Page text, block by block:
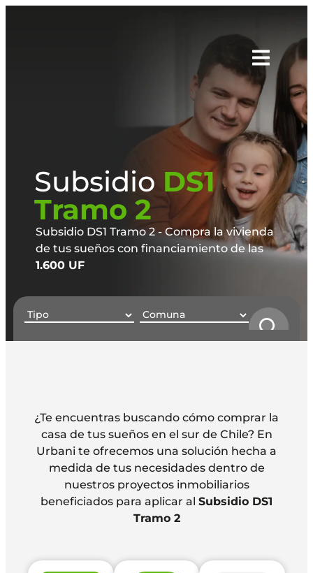
Subsidio DS1
Tramo 2
Subsidio DS1 Tramo 2 - Compra la vivienda
de tus sueños con financiamiento de las
1.600 UF
¿Te encuentras buscando cómo comprar la
casa de tus sueños en el sur de Chile? En
Urbani te ofrecemos una solución hecha a
medida de tus necesidades dentro de
nuestros proyectos inmobiliarios
beneficiados para aplicar al Subsidio DS1
Tramo 2